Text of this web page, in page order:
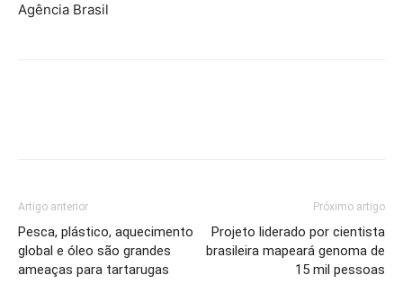
Agência Brasil
Artigo anterior
Pesca, plástico, aquecimento
global e óleo são grandes
ameaças para tartarugas
Próximo artigo
Projeto liderado por cientista
brasileira mapeará genoma de
15 mil pessoas